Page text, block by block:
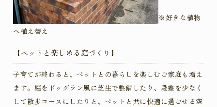
※好きな植物
へ植え替え
【ペットと楽しめる庭づくり 】
子育てが終わると、ペットとの暮らしを楽しむご家庭も増え
ます。庭をドッグラン風に芝生で整備したり、段差を少なく
して散歩コースにしたりと、ペットと共に快適に過ごせる空